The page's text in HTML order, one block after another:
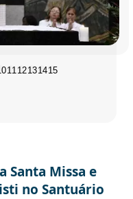
1112131415
Santa Missa e
no Santuário